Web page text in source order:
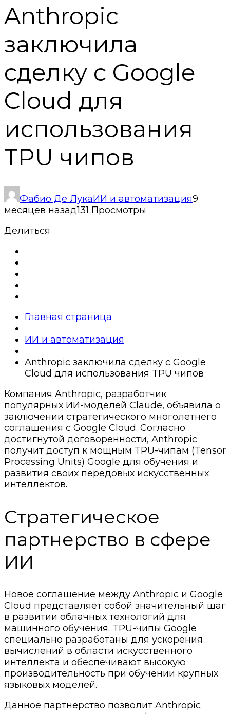
Anthropic
заключила
сделку с Google
Cloud для
использования
TPU чипов
Фабио Де ЛукаИИ и автоматизация9
месяцев назад131 Просмотры
Делиться
Главная страница
ИИ и автоматизация
Anthropic заключила сделку с Google
Cloud для использования TPU чипов
Компания Anthropic, разработчик
популярных ИИ-моделей Claude, объявила о
заключении стратегического многолетнего
соглашения с Google Cloud. Согласно
достигнутой договоренности, Anthropic
получит доступ к мощным TPU-чипам (Tensor
Processing Units) Google для обучения и
развития своих передовых искусственных
интеллектов.
Стратегическое
партнерство в сфере
ИИ
Новое соглашение между Anthropic и Google
Cloud представляет собой значительный шаг
в развитии облачных технологий для
машинного обучения. TPU-чипы Google
специально разработаны для ускорения
вычислений в области искусственного
интеллекта и обеспечивают высокую
производительность при обучении крупных
языковых моделей.
Данное партнерство позволит Anthropic